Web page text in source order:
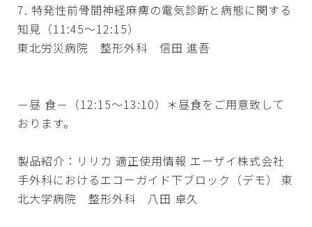
7. 特発性前骨間神経麻痺の電気診断と病態に関する
知見（11:45～12:15）
東北労災病院 整形外科 信田 進吾
－昼 食－（12:15～13:10）＊昼食をご用意致して
おります。
製品紹介：リリカ 適正使用情報 エーザイ株式会社
手外科におけるエコーガイド下ブロック（デモ） 東
北大学病院 整形外科 八田 卓久